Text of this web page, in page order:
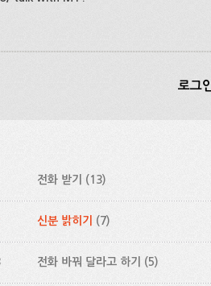
로그
전화 받기 (13)
신분 밝히기 (7)
전화 바꿔 달라고 하기 (5)